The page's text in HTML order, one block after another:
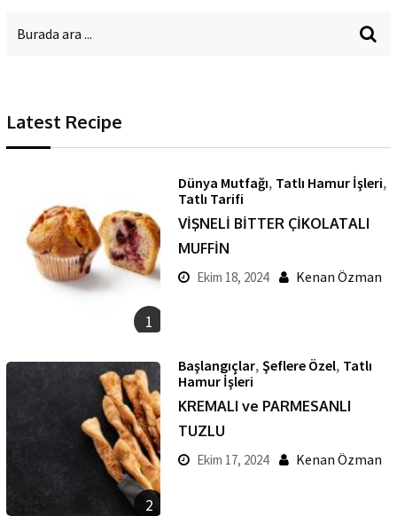
Latest Recipe
1
Dünya Mutfağı, Tatlı Hamur İşleri,
Tatlı Tarifi
VİŞNELİ BİTTER ÇİKOLATALI
MUFFİN
Ekim 18, 2024 Kenan Özman
2
Başlangıçlar, Şeflere Özel, Tatlı
Hamur İşleri
KREMALI ve PARMESANLI
TUZLU
Ekim 17, 2024 Kenan Özman